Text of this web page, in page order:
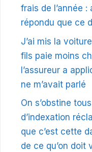
frais de l’année :
répondu que ce
J’ai mis la
fils paie moins
l’assureur a
ne m’avait parlé
On s’obstine
d’indexation
que c’est cette
de ce qu’on doit